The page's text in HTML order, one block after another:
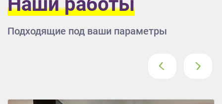
Подходящие под ваши параметры